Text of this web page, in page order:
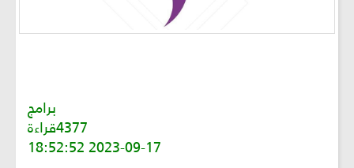
برامج
4377قراءة
2023-09-17 18:52:52